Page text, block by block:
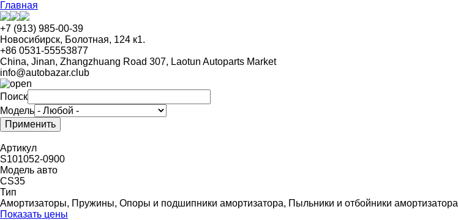
Перейти
к
основному
содержанию
Главная
+7 (913) 985-00-39
Новосибирск, Болотная, 124 к1.
+86 0531-55553877
China, Jinan, Zhangzhuang Road 307, Laotun Autoparts Market
info@autobazar.club
Поиск
Модель
Артикул
S101052-0900
Модель авто
CS35
Тип
Амортизаторы, Пружины, Опоры и подшипники амортизатора, Пыльники и отбойники амортизатора
Показать цены